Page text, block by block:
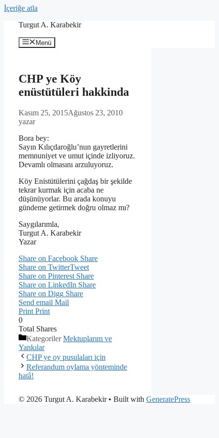
İçeriğe atla
Turgut A. Karabekir
Menü
CHP ye Köy
enüstütüleri hakkinda
Kasım 25, 2015Ağustos 23, 2010
yazar
Bora bey:
Sayın Kılıçdaroğlu’nun gayretlerini
memnuniyet ve umut içinde izliyoruz.
Devamlı olmasını arzuluyoruz.
Köy Enistütülerini çağdaş bir şekilde
tekrar kurmak için acaba ne
düşünüyorlar. Bu arada konuyu
gündeme getirmek doğru olmaz mı?
Saygılarımla,
Turgut A. Karabekir
Yazar
Share on Facebook Share
Share on TwitterTweet
Share on Pinterest Share
Share on LinkedIn Share
Share on Digg Share
Send email Mail
Print Print
0
Total Shares
KategorilerMektuplarım ve
Yankılar
CHP ye oy pusulaları için
Referandum oylama yönteminde
hatâ!
© 2026 Turgut A. Karabekir• Built with GeneratePress